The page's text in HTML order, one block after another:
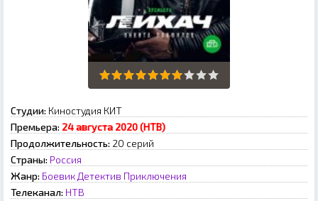
Студии: Киностудия КИТ
Премьера: 24 августа 2020 (НТВ)
Продолжительность: 20 серий
Страны: Россия
Жанр: Боевик Детектив Приключения
Телеканал: НТВ